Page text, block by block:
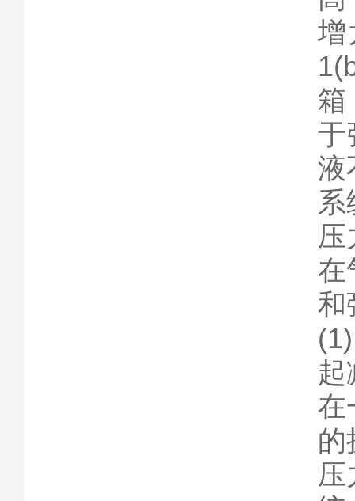
增
箱
于
液
压
在
和
起
在
的